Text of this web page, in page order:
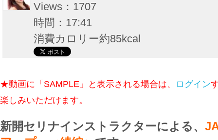
Views：1707
時間：17:41
消費カロリー約85kcal
★動画に「SAMPLE」と表示される場合は、 ログイン
楽しみいただけます。
新開セリナインストラクターによる、